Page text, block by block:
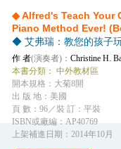
◆ Alfred's Teach Your
Piano Method Ever!
◆ 艾弗瑞：教您的孩子
作 者(演奏者)： Christine H.
本書分類： 中外教材區
開本規格：大菊8開
出 版 地：美國
頁 數：96／裝 訂：平裝
ISBN或廠編：AP40769
上架補進日期：2014年10月